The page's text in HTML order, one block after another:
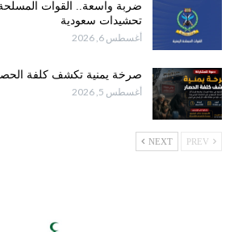
ضربة واسعة.. القوات
تحشيدات سعودية
أغسطس 6, 2026
صرخة يمنية تكشف كلفة
أغسطس 5, 2026
NEXT